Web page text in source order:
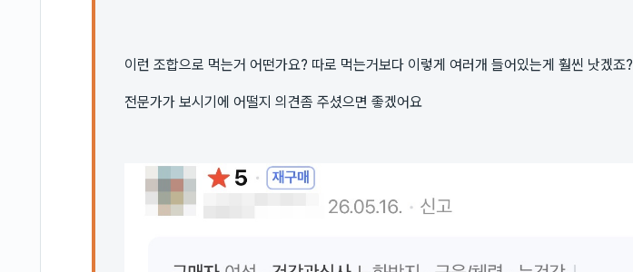
이런 조합으로 먹는거 어떤가요? 따로 먹는거보다 이렇게 여러개 들어있는게 훨씬 낫겠죠?
전문가가 보시기에 어떨지 의견좀 주셨으면 좋겠어요